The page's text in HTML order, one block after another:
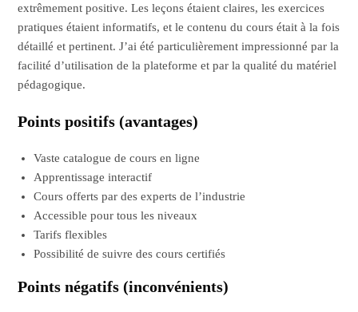
extrêmement positive. Les leçons étaient claires, les exercices
pratiques étaient informatifs, et le contenu du cours était à la fois
détaillé et pertinent. J’ai été particulièrement impressionné par la
facilité d’utilisation de la plateforme et par la qualité du matériel
pédagogique.
Points positifs (avantages)
Vaste catalogue de cours en ligne
Apprentissage interactif
Cours offerts par des experts de l’industrie
Accessible pour tous les niveaux
Tarifs flexibles
Possibilité de suivre des cours certifiés
Points négatifs (inconvénients)